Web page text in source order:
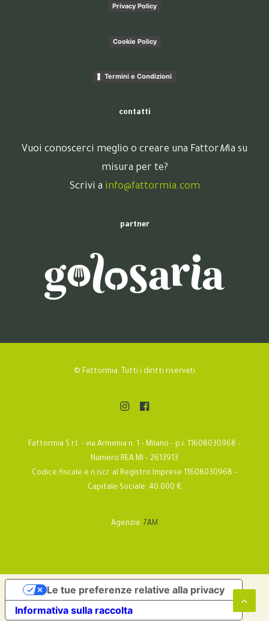
Privacy Policy
Cookie Policy
Termini e Condizioni
contatti
Vuoi conoscerci meglio o creare una FattorMia su
misura per te?
Scrivi a info@fattormia.com
partner
© Fattormia. Tutti i diritti riservati
Fattormia S.r.l. – via Armenia n. 1 – Milano – p.i. 11608030968 –
Numero REA MI – 2613913
Codice fiscale e n.iscr. al Registro Imprese 11608030968 –
Capitale Sociale: 40.000 €
Agenzia: 7AM
Informativa sulla raccolta
Le tue preferenze relative alla privacy